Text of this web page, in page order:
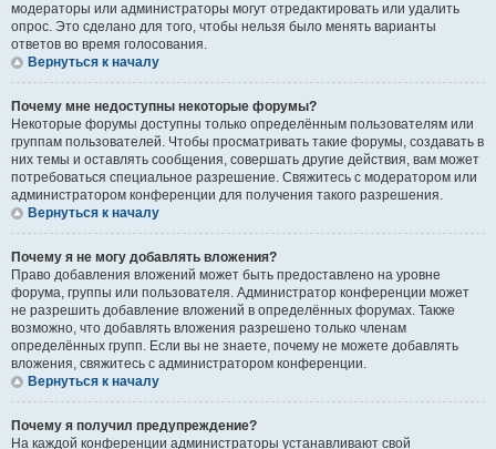
модераторы или администраторы могут отредактировать или удалить
опрос. Это сделано для того, чтобы нельзя было менять варианты
ответов во время голосования.
Вернуться к началу
Почему мне недоступны некоторые форумы?
Некоторые форумы доступны только определённым пользователям или
группам пользователей. Чтобы просматривать такие форумы, создавать в
них темы и оставлять сообщения, совершать другие действия, вам может
потребоваться специальное разрешение. Свяжитесь с модератором или
администратором конференции для получения такого разрешения.
Вернуться к началу
Почему я не могу добавлять вложения?
Право добавления вложений может быть предоставлено на уровне
форума, группы или пользователя. Администратор конференции может
не разрешить добавление вложений в определённых форумах. Также
возможно, что добавлять вложения разрешено только членам
определённых групп. Если вы не знаете, почему не можете добавлять
вложения, свяжитесь с администратором конференции.
Вернуться к началу
Почему я получил предупреждение?
На каждой конференции администраторы устанавливают свой